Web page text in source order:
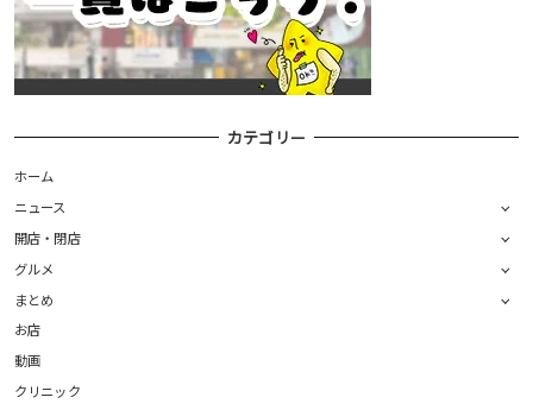
カテゴリー
ホーム
ニュース
開店・閉店
グルメ
まとめ
お店
動画
クリニック